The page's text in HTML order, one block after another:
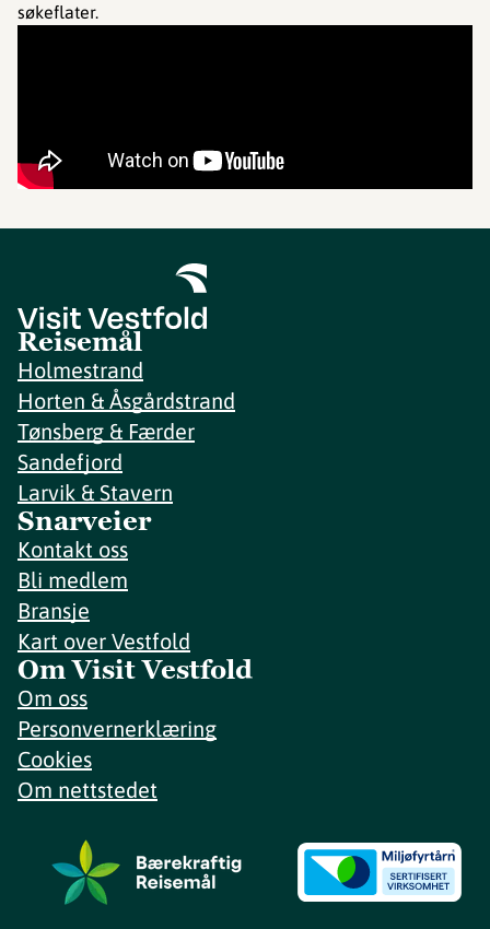
søkeflater.
Reisemål
Holmestrand
Horten & Åsgårdstrand
Tønsberg & Færder
Sandefjord
Larvik & Stavern
Snarveier
Kontakt oss
Bli medlem
Bransje
Kart over Vestfold
Om Visit Vestfold
Om oss
Personvernerklæring
Cookies
Om nettstedet